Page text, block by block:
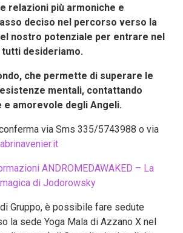
relazioni più armoniche e
deciso nel percorso verso la
nostro potenziale per entrare nel
desideriamo.
che permette di superare le
mentali, contattando
e amorevole degli Angeli.
via Sms 335/5743988 o via
ANDROMEDAWAKED – La
di Jodorowsky
Gruppo, è possibile fare sedute
la sede Yoga Mala di Azzano X nel